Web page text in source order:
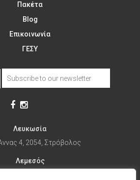
Πακέτα
Blog
Επικοινωνία
ΓΕΣΥ
Λευκωσία
4, 2054, Στρόβολος
Λεμεσός